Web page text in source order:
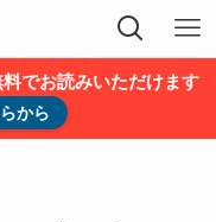
でお読みいただけます
から